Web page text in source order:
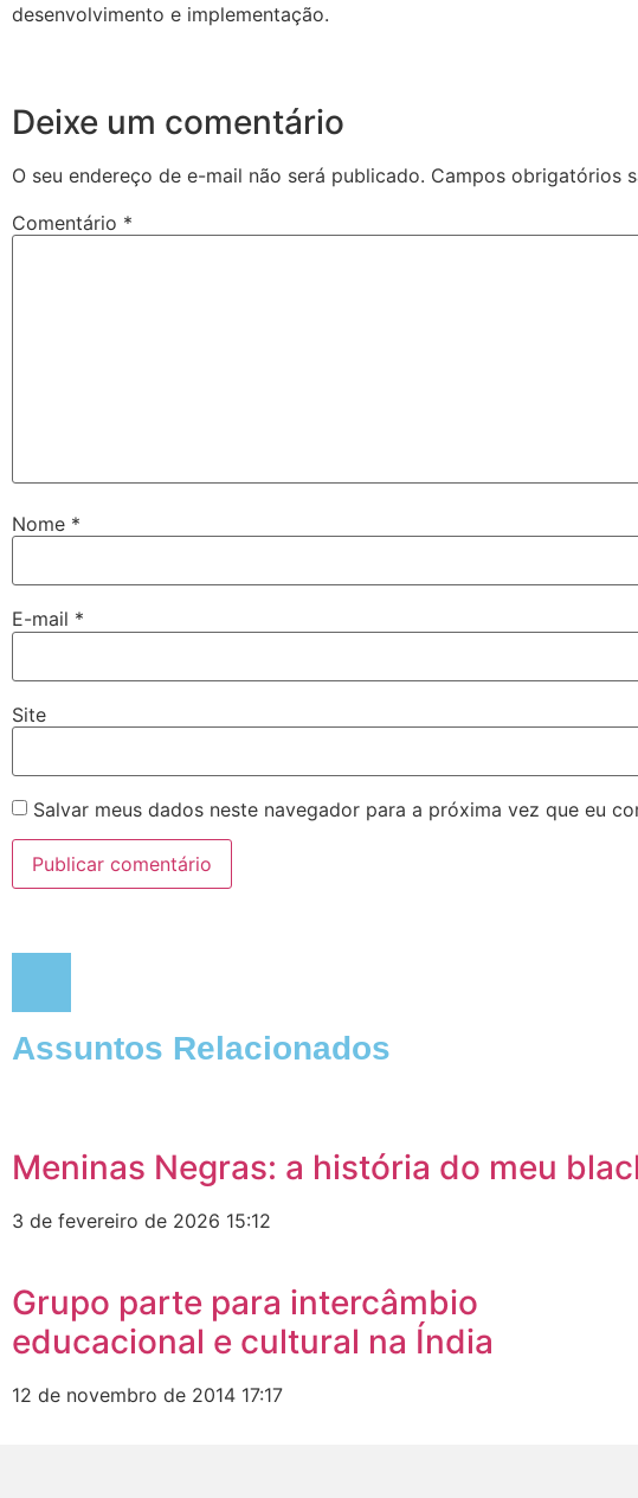
desenvolvimento e implementação.
Deixe um comentário
O seu endereço de e-mail não será publicado. Campos obrigatórios
Comentário *
Nome *
E-mail *
Site
Salvar meus dados neste navegador para a próxima vez que eu
Assuntos Relacionados
Meninas Negras: a história do meu
3 de fevereiro de 2026 15:12
Grupo parte para intercâmbio
educacional e cultural na Índia
12 de novembro de 2014 17:17